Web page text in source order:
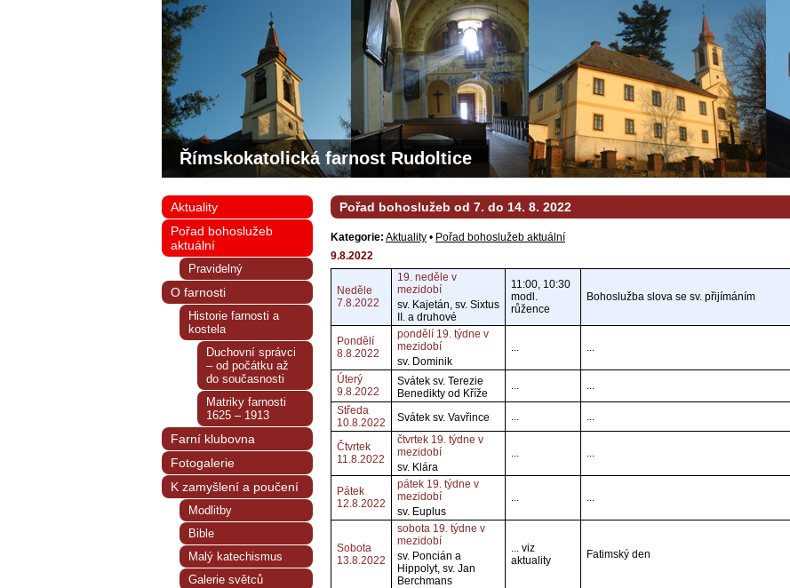
Římskokatolická farnost Rudoltice
Pořad bohoslužeb od 7. do 14. 8. 2022
Kategorie: Aktuality • Pořad bohoslužeb aktuální
9.8.2022
Neděle
7.8.2022
19. neděle v
mezidobí
sv. Kajetán, sv. Sixtus
II. a druhové
11:00, 10:30
modl.
růžence
Bohoslužba slova se sv. přijímáním
Pondělí
8.8.2022
pondělí 19. týdne v
mezidobí
sv. Dominik
... ...
Úterý
9.8.2022
Svátek sv. Terezie
Benedikty od Kříže
... ...
Středa
10.8.2022
Svátek sv. Vavřince ... ...
Čtvrtek
11.8.2022
čtvrtek 19. týdne v
mezidobí
sv. Klára
... ...
Pátek
12.8.2022
pátek 19. týdne v
mezidobí
sv. Euplus
... ...
Sobota
13.8.2022
sobota 19. týdne v
mezidobí
sv. Poncián a
Hippolyt, sv. Jan
Berchmans
... viz
aktuality
Fatimský den
Aktuality
Pořad bohoslužeb
aktuální
Pravidelný
O farnosti
Historie farnosti a
kostela
Duchovní správci
– od počátku až
do současnosti
Matriky farnosti
1625 – 1913
Farní klubovna
Fotogalerie
K zamyšlení a poučení
Modlitby
Bible
Malý katechismus
Galerie světců